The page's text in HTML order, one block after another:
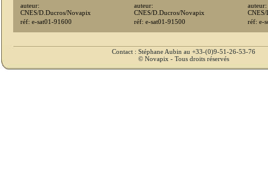
auteur:
CNES/D.Ducros/Novapix
réf: e-sat01-91600
auteur:
CNES/D.Ducros/Novapix
réf: e-sat01-91500
auteur:
réf: e-
Contact : Stéphane Aubin au +33-(0)9-51-26-53-76
© Novapix - Tous droits réservés